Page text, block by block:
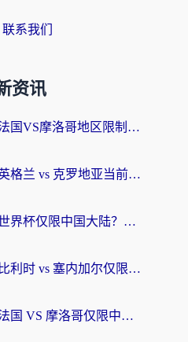
联系我们
资讯
在国外看世界杯法国VS摩洛哥地区限制？这篇指南让你流畅看中文解说无压力
在国外看世界杯英格兰 vs 克罗地亚当前地区不可播放？这篇指南帮你搞定所有海外观赛难题
在海外看央视频世界杯仅限中国大陆？这篇指南帮你解锁中文解说+无卡顿直播
在海外看世界杯比利时 vs 塞内加尔仅限中国大陆？我找到了最流畅的中文解说之路
在国外看世界杯法国 VS 摩洛哥仅限中国大陆？海外党这样看中文解说赛事不卡顿